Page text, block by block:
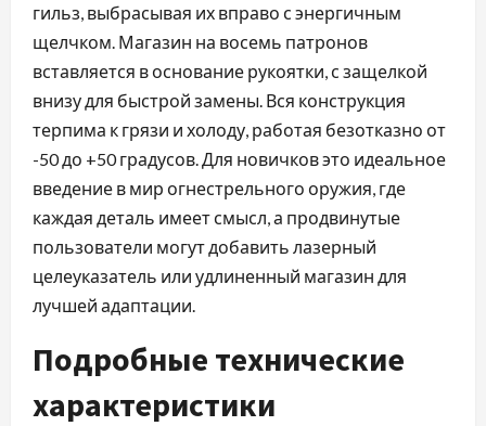
гильз, выбрасывая их вправо с энергичным
щелчком. Магазин на восемь патронов
вставляется в основание рукоятки, с защелкой
внизу для быстрой замены. Вся конструкция
терпима к грязи и холоду, работая безотказно от
-50 до +50 градусов. Для новичков это идеальное
введение в мир огнестрельного оружия, где
каждая деталь имеет смысл, а продвинутые
пользователи могут добавить лазерный
целеуказатель или удлиненный магазин для
лучшей адаптации.
Подробные технические
характеристики